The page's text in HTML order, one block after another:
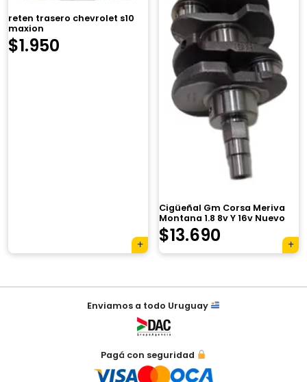
reten trasero chevrolet s10
maxion
$1.950
Cigüeñal Gm Corsa Meriva
Montana 1.8 8v Y 16v Nuevo
El
precio
original
era:
$17.950.
$13.690
precio
actual
NavegaciónEnviamos a todo Uruguay
Pagá con seguridad
Tu carrito está vacío.
automáticamente.